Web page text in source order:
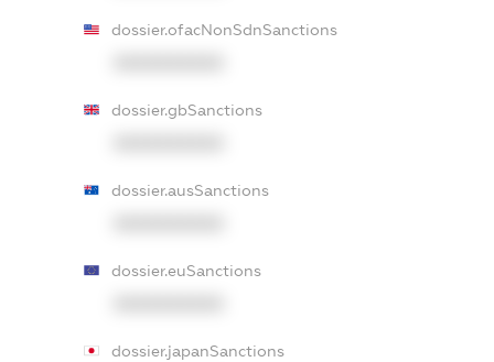
dossier.ofacNonSdnSanctions
dossier.gbSanctions
dossier.ausSanctions
dossier.euSanctions
dossier.japanSanctions